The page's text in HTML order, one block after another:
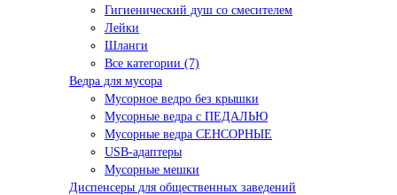
Гигиенический душ со смесителем
Лейки
Шланги
Все категории (7)
Ведра для мусора
Мусорное ведро без крышки
Мусорные ведра с ПЕДАЛЬЮ
Мусорные ведра СЕНСОРНЫЕ
USB-адаптеры
Мусорные мешки
Диспенсеры для общественных заведений